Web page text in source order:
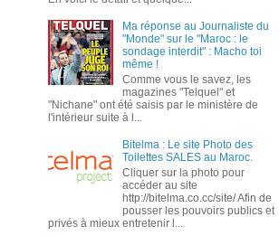
Ma réponse au Journaliste du
"Monde" sur le "Maroc : le
sondage interdit" : Macho toi
même !
Comme vous le savez, les
magazines "Telquel" et
"Nichane" ont été saisis par le ministère de
l'intérieur suite à l...
Bitelma : Le site Photo des
Toilettes SALES au Maroc.
Cliquer sur la photo pour
accéder au site
http://bitelma.co.cc/site/ Afin de
pousser les pouvoirs publics et
privés à mieux entretenir l...